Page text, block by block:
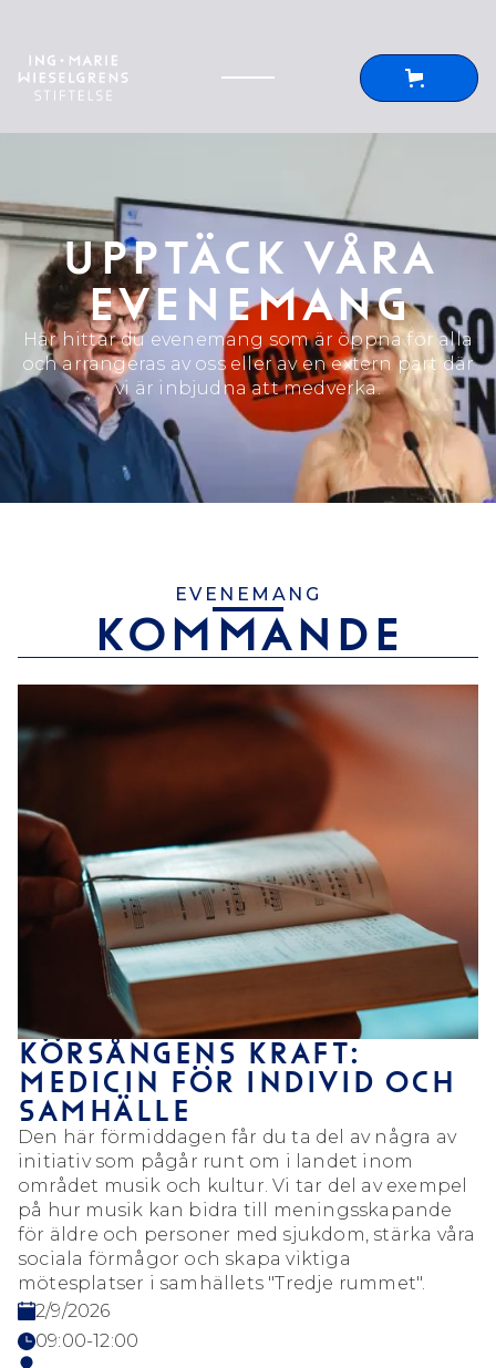
UPPTÄCK VÅRA
EVENEMANG
Här hittar du evenemang som är öppna för alla
och arrangeras av oss eller av en extern part där
vi är inbjudna att medverka.
EVENEMANG
KOMMANDE
KÖRSÅNGENS KRAFT:
MEDICIN FÖR INDIVID OCH
SAMHÄLLE
Den här förmiddagen får du ta del av några av
initiativ som pågår runt om i landet inom
området musik och kultur. Vi tar del av exempel
på hur musik kan bidra till meningsskapande
för äldre och personer med sjukdom, stärka våra
sociala förmågor och skapa viktiga
mötesplatser i samhällets "Tredje rummet".
2/9/2026
09:00-12:00